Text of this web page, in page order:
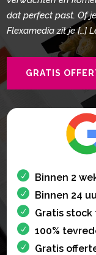
dat perfect past. Of
Flexamedia zit je […]
GRATIS
Binnen 2
Binnen 24
Gratis stock
100%
Gratis